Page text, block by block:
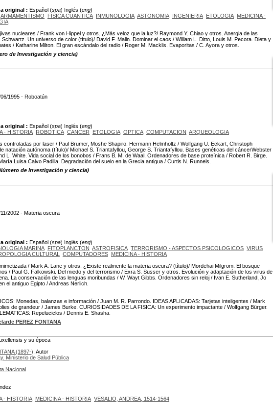
original : Español (spa) Inglés (eng)
ARMAMENTISMO FISICA CUANTICA INMUNOLOGIA ASTONOMIA INGENIERIA ETOLOGIA MEDICINA -
nucleares / Frank von Hippel y otros. ¿Más veloz que la luz?/ Raymond Y. Chiao y otros. Anergia de las
Un universo de color (título)/ David F. Malin. Dominar el caos / William L. Ditto, Louis M. Pecora. Dieta y
/ Katharine Milton. El gran escándalo del radio / Roger M. Macklis. Evaporitas / C. Ayora y otros.
de Investigación y ciencia)
1995 - Roboatún
original : Español (spa) Inglés (eng)
- HISTORIA ROBOTICA CANCER ETOLOGIA OPTICA COMPUTACION ARQUEOLOGIA
controladas por laser / Paul Brumer, Moshe Shapiro. Hermann Helmholtz / Wolfgang U. Eckart, Christoph
natación autónoma (título)/ Michael S. Triantafyllou, George S. Triantafyllou. Bases genéticas del cáncerWebster
L. White. Vida social de los bonobos / Frans B. M. de Waal. Ordenadores de base proteínica / Robert R. Birge.
Luisa Calvo Padilla. Degradación del suelo en la Grecia antigua / Curtis N. Runnels.
de Investigación y ciencia)
2002 - Materia oscura
original : Español (spa) Inglés (eng)
MARINA FITOPLANCTON ASTROFISICA TERRORISMO - ASPECTOS PSICOLOGICOS VIRUS
CULTURAL COMPUTADORES MEDICINA - HISTORIA
/ Mark A. Lane y otros. ¿Existe realmente la materia oscura? (título)/ Mordehai Milgrom. El bosque
/ Paul G. Falkowski. Del miedo y del terrorismo / Exra S. Susser y otros. Evolución y adaptación de los virus de
La conservación de las lenguas moribundas / W. Wayt Gibbs. Ordenadores sin reloj / Ivan E. Sutherland, Jo
el antiguo Egipto / Andreas Nerlich.
Monedas, balanzas e información / Juan M. R. Parrondo. IDEAS APLICADAS: Tarjetas inteligentes / Mark
de grandeur / James Burke. CURIOSIDADES DE LA FISICA: Un experimento impactante / Wolfgang Bürger.
Repeluciclos / Dennis E. Shasha.
PEREZ FONTANA
y su época
(1897-) , Autor
Ministerio de Salud Pública
Nacional
- HISTORIA MEDICINA - HISTORIA VESALIO, ANDREA, 1514-1564